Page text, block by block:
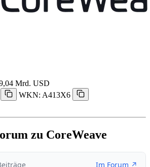
Mrd. USD
WKN: A413X6
zu CoreWeave